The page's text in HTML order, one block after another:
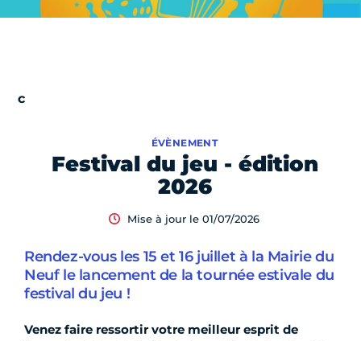
Festival du jeu - édition
2026
ÉVÈNEMENT
Mise à jour le 01/07/2026
Rendez-vous les 15 et 16 juillet à la Mairie du
Neuf le lancement de la tournée estivale du
festival du jeu !
Venez faire ressortir votre meilleur esprit de